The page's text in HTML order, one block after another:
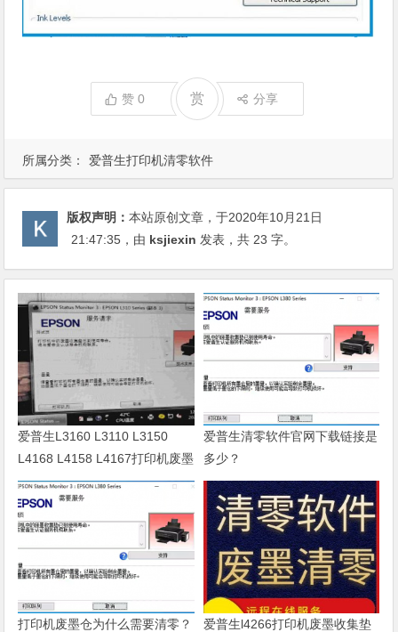
所属分类： 爱普生打印机清零软件
赞0 赏 分享
版权声明：本站原创文章，于2020年10月21日
21:47:35 ，由 ksjiexin 发表，共 23 字。
爱普生L3160 L3110 L3150
L4168 L4158 L4167打印机废墨
清零软件
爱普生清零软件官网下载链接是
多少？
打印机废墨仓为什么需要清零？
爱普生l4266打印机废墨收集垫